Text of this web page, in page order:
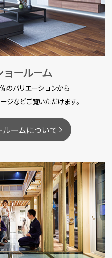
ールーム
のバリエーションから
ジなどご覧いただけます。
ームについて